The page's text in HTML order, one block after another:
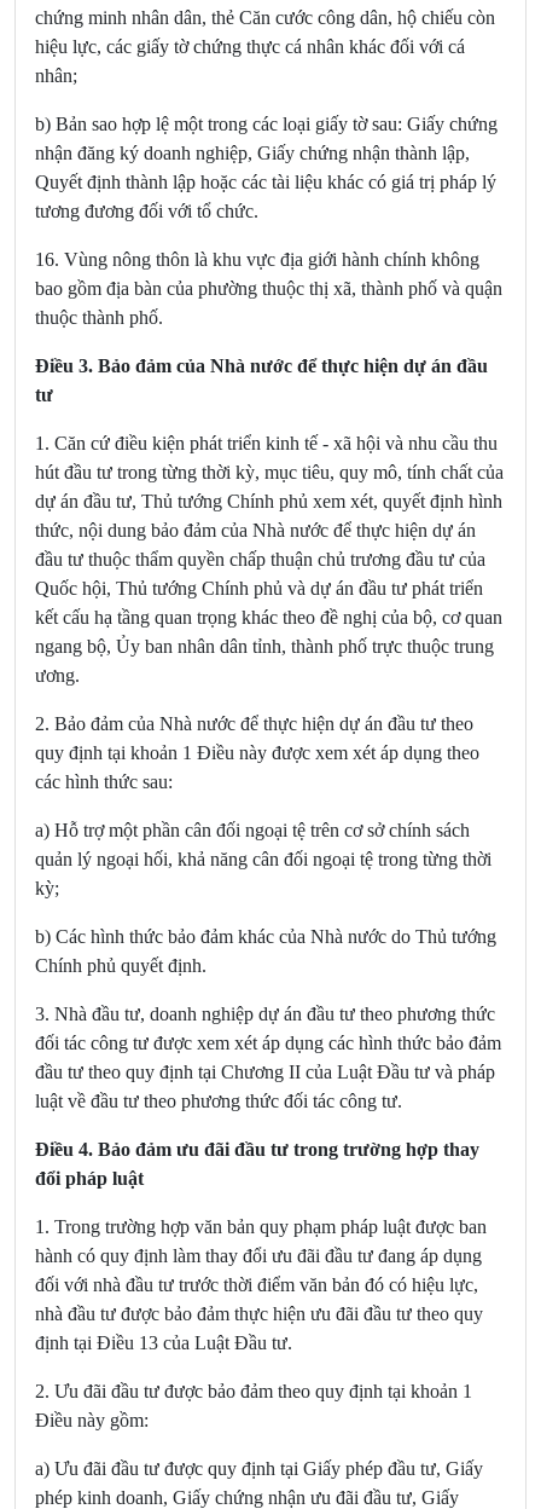
chứng minh nhân dân, thẻ Căn cước công dân, hộ chiếu còn
hiệu lực, các giấy tờ chứng thực cá nhân khác đối với cá
nhân;
b) Bản sao hợp lệ một trong các loại giấy tờ sau: Giấy chứng
nhận đăng ký doanh nghiệp, Giấy chứng nhận thành lập,
Quyết định thành lập hoặc các tài liệu khác có giá trị pháp lý
tương đương đối với tổ chức.
16. Vùng nông thôn là khu vực địa giới hành chính không
bao gồm địa bàn của phường thuộc thị xã, thành phố và quận
thuộc thành phố.
Điều 3. Bảo đảm của Nhà nước để thực hiện dự án đầu
tư
1. Căn cứ điều kiện phát triển kinh tế - xã hội và nhu cầu thu
hút đầu tư trong từng thời kỳ, mục tiêu, quy mô, tính chất của
dự án đầu tư, Thủ tướng Chính phủ xem xét, quyết định hình
thức, nội dung bảo đảm của Nhà nước để thực hiện dự án
đầu tư thuộc thẩm quyền chấp thuận chủ trương đầu tư của
Quốc hội, Thủ tướng Chính phủ và dự án đầu tư phát triển
kết cấu hạ tầng quan trọng khác theo đề nghị của bộ, cơ quan
ngang bộ, Ủy ban nhân dân tỉnh, thành phố trực thuộc trung
ương.
2. Bảo đảm của Nhà nước để thực hiện dự án đầu tư theo
quy định tại khoản 1 Điều này được xem xét áp dụng theo
các hình thức sau:
a) Hỗ trợ một phần cân đối ngoại tệ trên cơ sở chính sách
quản lý ngoại hối, khả năng cân đối ngoại tệ trong từng thời
kỳ;
b) Các hình thức bảo đảm khác của Nhà nước do Thủ tướng
Chính phủ quyết định.
3. Nhà đầu tư, doanh nghiệp dự án đầu tư theo phương thức
đối tác công tư được xem xét áp dụng các hình thức bảo đảm
đầu tư theo quy định tại Chương II của Luật Đầu tư và pháp
luật về đầu tư theo phương thức đối tác công tư.
Điều 4. Bảo đảm ưu đãi đầu tư trong trường hợp thay
đổi pháp luật
1. Trong trường hợp văn bản quy phạm pháp luật được ban
hành có quy định làm thay đổi ưu đãi đầu tư đang áp dụng
đối với nhà đầu tư trước thời điểm văn bản đó có hiệu lực,
nhà đầu tư được bảo đảm thực hiện ưu đãi đầu tư theo quy
định tại Điều 13 của Luật Đầu tư.
2. Ưu đãi đầu tư được bảo đảm theo quy định tại khoản 1
Điều này gồm:
a) Ưu đãi đầu tư được quy định tại Giấy phép đầu tư, Giấy
phép kinh doanh, Giấy chứng nhận ưu đãi đầu tư, Giấy